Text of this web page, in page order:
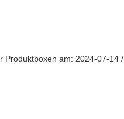
Produktboxen am: 2024-07-14 /